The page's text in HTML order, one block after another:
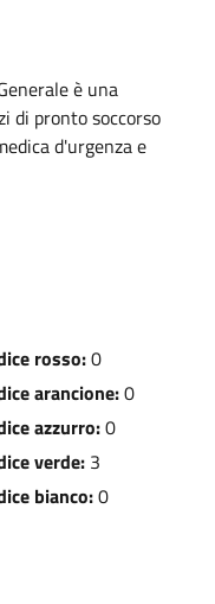
è una
di pronto soccorso
d'urgenza e
rosso:0
arancione:0
azzurro:0
verde: 3
bianco:0